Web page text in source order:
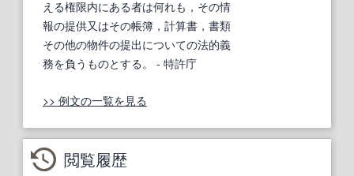
える権限内にある者は何れも，その情
報の提供又はその帳簿，計算書，書類
その他の物件の提出についての法的義
務を負うものとする。
- 特許庁
>> 例文の一覧を見る
閲覧履歴